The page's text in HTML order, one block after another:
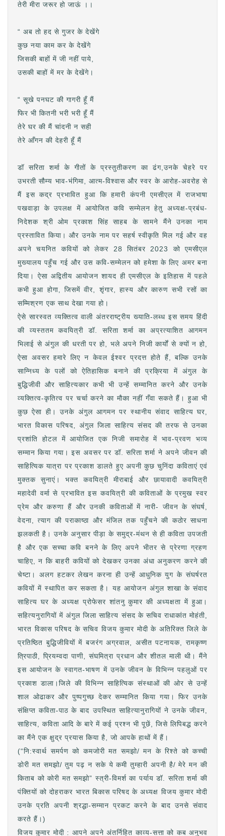
तेरी मीरा जरूर हो जाऊं ।।
“ अब तो हद से गुजर के देखेंगे
कुछ नया काम कर के देखेंगे
जिसकी बाहों में जी नहीं पाये,
उसकी बाहों में मर के देखेंगे।
“ सूखे पनघट की गागरी हूँ मैं
फिर भी कितनी भरी भरी हूँ मैं
तेरे घर की मैं चांदनी न सही
तेरे आँगन की देहरी हूँ मैं
डॉ सरिता शर्मा के गीतों के प्रस्तुतीकरण का ढंग,उनके चेहरे पर
उभरती सौम्य भाव-भंगिमा, आत्म-विश्वास और स्वर के आरोह-अवरोह से
मैं इस कद्र प्रभावित हुआ कि हमारी कंपनी एमसीएल में राजभाषा
पखवाड़ा के उपलक्ष में आयोजित कवि सम्मेलन हेतु अध्यक्ष-प्रबंध-
निदेशक श्री ओम प्रकाश सिंह साहब के सामने मैंने उनका नाम
प्रस्तावित किया। और उनके नाम पर सहर्ष स्वीकृति मिल गई और वह
अपने चयनित कवियों को लेकर 28 सितंबर 2023 को एमसीएल
मुख्यालय पहुँच गई और उस कवि-सम्मेलन को हमेशा के लिए अमर बना
दिया। ऐसा अद्वितीय आयोजन शायद ही एमसीएल के इतिहास में पहले
कभी हुआ होगा, जिसमें वीर, शृंगार, हास्य और कारुण सभी रसों का
सम्मिश्रण एक साथ देखा गया हो।
ऐसे सारस्वत व्यक्तित्व वाली अंतरराष्ट्रीय ख्याति-लब्ध इस समय हिंदी
की व्यस्ततम कवयित्री डॉ. सरिता शर्मा का अप्रत्याशित आगमन
भिलाई से अंगुल की धरती पर हो, भले अपने निजी कार्यों से क्यों न हो,
ऐसा अवसर हमारे लिए न केवल ईश्वर प्रदत्त होते हैं, बल्कि उनके
सान्निध्य के पलों को ऐतिहासिक बनाने की प्रक्रिया में अंगुल के
बुद्धिजीवी और साहित्यकार कभी भी उन्हें सम्मानित करने और उनके
व्यक्तित्व-कृतित्व पर चर्चा करने का मौका नहीं गँवा सकते हैं। हुआ भी
कुछ ऐसा ही। उनके अंगुल आगमन पर स्थानीय संवाद साहित्य घर,
भारत विकास परिषद, अंगुल जिला साहित्य संसद की तरफ से उनका
प्रशांति होटल में आयोजित एक निजी समारोह में भाव-प्रवण भव्य
सम्मान किया गया। इस अवसर पर डॉ. सरिता शर्मा ने अपने जीवन की
साहित्यिक यात्रा पर प्रकाश डालते हुए अपनी कुछ चुनिंदा कविताएं एवं
मुक्तक सुनाएं। भक्त कवयित्री मीराबाई और छायावादी कवयित्री
महादेवी वर्मा से प्रभावित इस कवयित्री की कविताओं के प्रमुख स्वर
प्रेम और करुणा हैं और उनकी कविताओं में नारी- जीवन के संघर्ष,
वेदना, त्याग की पराकाष्ठा और मंजिल तक पहुँचने की कठोर साधना
झलकती है। उनके अनुसार पीड़ा के समुद्र-मंथन से ही कविता उपजती
है और एक सच्चा कवि बनने के लिए अपने भीतर से प्रेरणा ग्रहण
चाहिए, न कि बाहरी कवियों को देखकर उनका अंधा अनुकरण करने की
चेष्टा। अलग हटकर लेखन करना ही उन्हें आधुनिक युग के संघर्षरत
कवियों में स्थापित कर सकता है। यह आयोजन अंगुल शाखा के संवाद
साहित्य घर के अध्यक्ष प्रोफेसर शांतनु कुमार की अध्यक्षता में हुआ।
सहित्यनुरागियों में अंगुल जिला साहित्य संसद के सचिव राधाकांत मोहंती,
भारत विकास परिषद के सचिव विजय कुमार मोदी के अतिरिक्त जिले के
प्रतिष्ठित बुद्धिजीवियों में बजरंग अग्रवाल, असीत पटनायक, रामकृष्ण
त्रिपाठी, प्रियम्वदा पाणी, संघमित्रा प्रधान और शीतल माली थी। मैंने
इस आयोजन के स्वागत-भाषण में उनके जीवन के विभिन्न पहलुओं पर
प्रकाश डाला।जिले की विभिन्न साहित्यिक संस्थाओं की ओर से उन्हें
शाल ओढाकर और पुष्पगुच्छ देकर सम्मानित किया गया। फिर उनके
संक्षिप्त कविता-पाठ के बाद उपस्थित साहित्यानुरागियों ने उनके जीवन,
साहित्य, कविता आदि के बारे में कई प्रश्न भी पूछें, जिसे लिपिबद्ध करने
का मैंने एक क्षुद्र प्रयास किया है, जो आपके हाथों में हैं।
(“नि:स्वार्थ समर्पण को कमजोरी मत समझो/ मन के रिश्ते को कच्ची
डोरी मत समझो/ तुम पढ़ न सके ये कमी तुम्हारी अपनी है/ मेरे मन की
किताब को कोरी मत समझो” स्त्री-विमर्श का पर्याय डॉ. सरिता शर्मा की
पंक्तियों को दोहराकर भारत बिकास परिषद के अध्यक्ष विजय कुमार मोदी
उनके प्रति अपनी श्रद्धा-सम्मान प्रकट करने के बाद उनसे संवाद
करते हैं।)
विजय कुमार मोदी : आपने अपने अंतर्निहित काव्य-सत्ता को कब अनुभव